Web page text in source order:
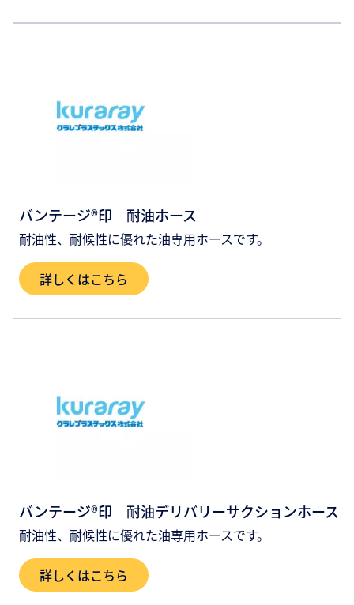
バンテージ®印 耐油ホース
耐油性、耐候性に優れた油専用ホースです。
詳しくはこちら
バンテージ®印 耐油デリバリーサクションホース
耐油性、耐候性に優れた油専用ホースです。
詳しくはこちら